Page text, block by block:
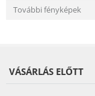
További fényképek
VÁSÁRLÁS ELŐTT